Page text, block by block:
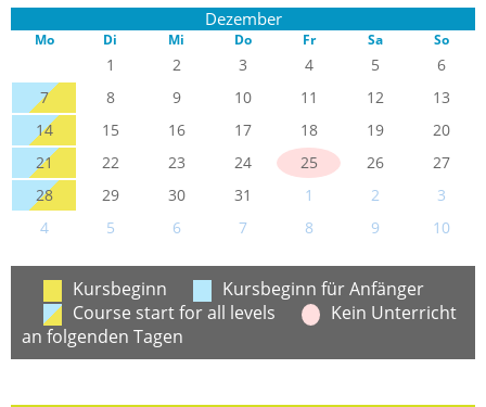
Dezember
Mo Di Mi Do Fr Sa So
1 2 3 4 5
6
7
8 9 10 11 12
13
14
15 16 17 18 19
20
21
22 23 24 25 26
27
28
29 30 31 1 2
3
4
5 6 7 8 9 10
Kursbeginn
Kursbeginn für Anfänger
Course start for all levels
Kein Unterricht
an folgenden Tagen